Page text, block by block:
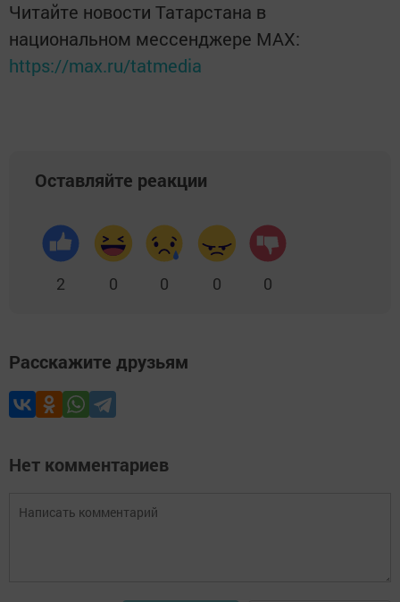
Читайте новости Татарстана в
национальном мессенджере MАХ:
https://max.ru/tatmedia
Оставляйте реакции
2 0 0 0 0
Расскажите друзьям
Нет комментариев